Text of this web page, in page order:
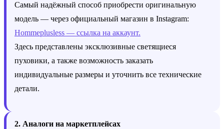
Самый надёжный способ приобрести оригинальную
модель — через официальный магазин в Instagram:
Hommeplusless — ссылка на аккаунт.
Здесь представлены эксклюзивные светящиеся
пуховики, а также возможность заказать
индивидуальные размеры и уточнить все технические
детали.
2. Аналоги на маркетплейсах